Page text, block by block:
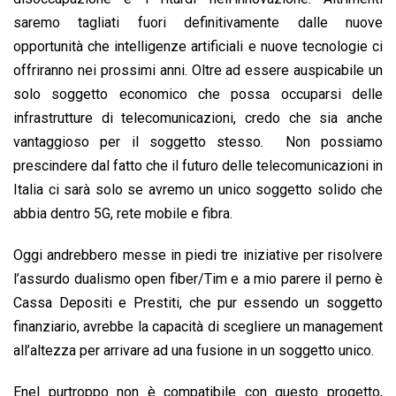
saremo tagliati fuori definitivamente dalle nuove
opportunità che intelligenze artificiali e nuove tecnologie ci
offriranno nei prossimi anni. Oltre ad essere auspicabile un
solo soggetto economico che possa occuparsi delle
infrastrutture di telecomunicazioni, credo che sia anche
vantaggioso per il soggetto stesso. Non possiamo
prescindere dal fatto che il futuro delle telecomunicazioni in
Italia ci sarà solo se avremo un unico soggetto solido che
abbia dentro 5G, rete mobile e fibra.
Oggi andrebbero messe in piedi tre iniziative per risolvere
l’assurdo dualismo open fiber/Tim e a mio parere il perno è
Cassa Depositi e Prestiti, che pur essendo un soggetto
finanziario, avrebbe la capacità di scegliere un management
all’altezza per arrivare ad una fusione in un soggetto unico.
Enel purtroppo non è compatibile con questo progetto,